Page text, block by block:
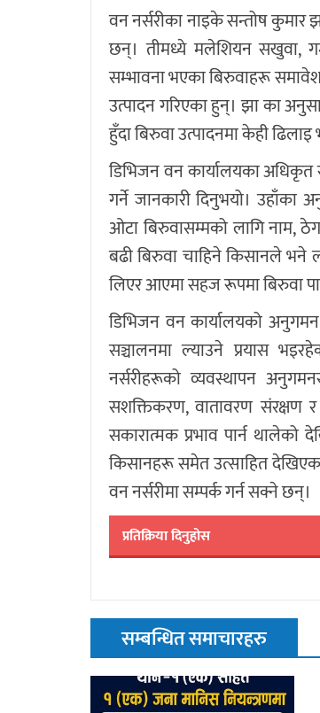
वन नर्सरीका नाइके सन्तोष कुमार
छन्। तीमध्ये मलेशियन सखुवा,
सम्भावना भएका बिरुवाहरू
उत्पादन गरिएका हुन्। झा का
हुँदा बिरुवा उत्पादनमा केही
डिभिजन वन कार्यालयका अधिकृत
गर्ने जानकारी दिनुभयो।
ओटा बिरुवासम्मको लागि नाम,
बढी बिरुवा चाहिने किसानले भने
लिएर आएमा सहज रूपमा बिरुवा
डिभिजन वन कार्यालयको
सञ्चालनमा ल्याउने प्रयास
नर्सरीहरूको व्यवस्थापन
सशक्तिकरण, वातावरण संरक्षण र
सकारात्मक प्रभाव पार्न थालेको
किसानहरू समेत उत्साहित
वन नर्सरीमा सम्पर्क गर्न सक्ने छन्।
प्रतिक्रिया दिनुहोस
सम्बन्धित समाचारहरु